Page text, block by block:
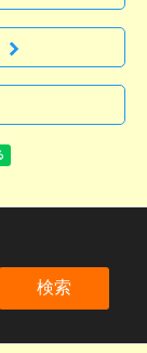
検索